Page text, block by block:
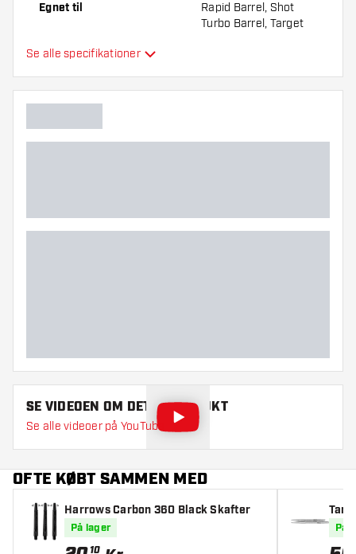
Egnet til
Rapid Barrel, Shot
Turbo Barrel, Target
Dartspidser form Straight Point
Dartspidser grebzone
Se alle specifikationer
SE VIDEOEN OM DETTE PRODUKT
Se alle videoer på YouTube
OFTE KØBT SAMMEN MED
Harrows Carbon 360 Black Skafter
På lager
10
På